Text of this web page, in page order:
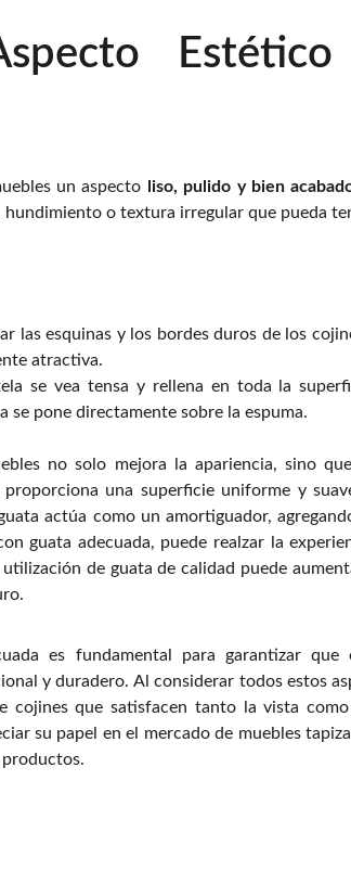
Estético
un aspecto
liso, pulido y bien
o textura irregular que pueda
las esquinas y los bordes duros de los
atractiva.
se vea tensa y rellena en toda la
se pone directamente sobre la espuma.
no solo mejora la apariencia, sino
una superficie uniforme y
actúa como un amortiguador,
guata adecuada, puede realzar la
de guata de calidad puede
es fundamental para garantizar
y duradero. Al considerar todos estos
cojines que satisfacen tanto la vista
su papel en el mercado de muebles
productos.